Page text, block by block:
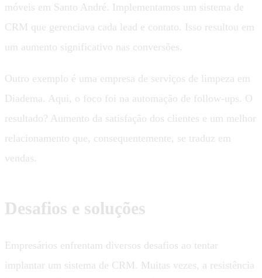
móveis em Santo André. Implementamos um sistema de
CRM que gerenciava cada lead e contato. Isso resultou em
um aumento significativo nas conversões.
Outro exemplo é uma empresa de serviços de limpeza em
Diadema. Aqui, o foco foi na automação de follow-ups. O
resultado? Aumento da satisfação dos clientes e um melhor
relacionamento que, consequentemente, se traduz em
vendas.
Desafios e soluções
Empresários enfrentam diversos desafios ao tentar
implantar um sistema de CRM. Muitas vezes, a resistência